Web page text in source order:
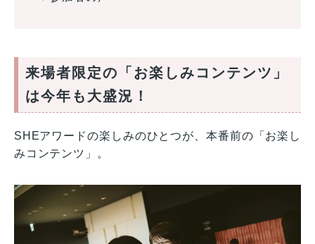
来場者限定の「お楽しみコンテンツ」
は今年も大盛況！
SHEアワードの楽しみのひとつが、本番前の「お楽し
みコンテンツ」。